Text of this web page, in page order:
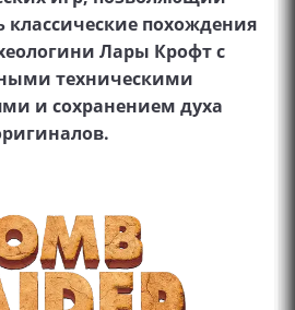
классические похождения
Лары Крофт с
техническими
и сохранением духа